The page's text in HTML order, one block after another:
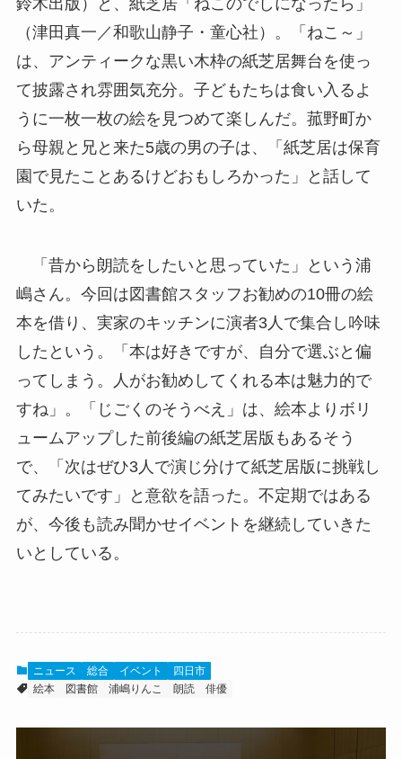
（津田真一／和歌山静子・童心社）。「ねこ～」
は、アンティークな黒い木枠の紙芝居舞台を使っ
て披露され雰囲気充分。子どもたちは食い入るよ
うに一枚一枚の絵を見つめて楽しんだ。菰野町か
ら母親と兄と来た5歳の男の子は、「紙芝居は保育
園で見たことあるけどおもしろかった」と話して
いた。
「昔から朗読をしたいと思っていた」という浦
嶋さん。今回は図書館スタッフお勧めの10冊の絵
本を借り、実家のキッチンに演者3人で集合し吟味
したという。「本は好きですが、自分で選ぶと偏
ってしまう。人がお勧めしてくれる本は魅力的で
すね」。「じごくのそうべえ」は、絵本よりボリ
ュームアップした前後編の紙芝居版もあるそう
で、「次はぜひ3人で演じ分けて紙芝居版に挑戦し
てみたいです」と意欲を語った。不定期ではある
が、今後も読み聞かせイベントを継続していきた
いとしている。
ニュース 総合 イベント
四日市
絵本
図書館 浦嶋りんこ 朗読 俳優